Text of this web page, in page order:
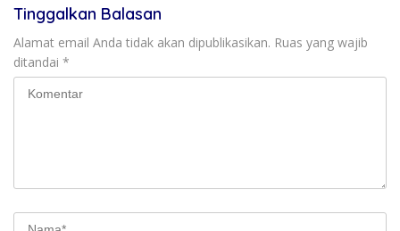
Tinggalkan Balasan
Alamat email Anda tidak akan dipublikasikan. Ruas yang wajib
ditandai *